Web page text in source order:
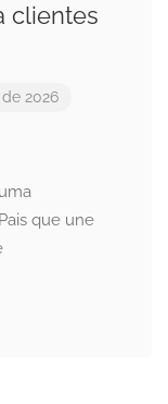
clientes
2026
que une